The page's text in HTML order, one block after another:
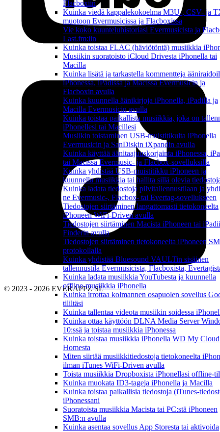
Flacboxiin
Kuinka viedä kappalekokoelma M3U-, CSV- ja
muotoon Evermusicissa ja Flacboxissa
Vie koko kuunteluhistoriasi Evermusicista ja
Last.fm:iin
Kuinka toistaa FLAC (häviötöntä) musiikkia
Musiikin suoratoisto iCloud Drivesta iPhonella tai
Macilla
Kuinka lisätä ja tarkastella kommentteja
iPhonessa, iPadissa ja Macissa Evermusicin ja
Flacboxin avulla
Kuinka kuunnella äänikirjoja iPhonella, iPadilla ja
Macilla Evermusicin avulla
Kuinka toistaa paikallista musiikkia, joka on
iPhonellesi tai Macillesi
Musiikin toistaminen USB-muistitikulta iPhonella
Evermusicin ja SanDiskin iXpandin avulla
Kuinka käyttää äänitaajuuskorjainta iPhonessa,
tai Macissa Evermusic- ja Flacbox-sovelluksilla
Kuinka yhdistää USB-muistitikku iPhoneen ja
kuunnella musiikkia tai hallita sillä olevia
Kuinka ladata tiedostoja pilvitallennustilaan ja
ne Evermusic-, Flacbox- tai Evertag-sovellukseen
Tiedostojen siirtäminen langattomasti tietokoneelta
iPhoneen WiFi-Driven avulla
Tiedostojen siirtäminen Macista iPhoneen tai
Finderin avulla
Tiedostojen siirtäminen tietokoneelta iPhoneen
protokollalla
Kuinka yhdistää Bluesound VAULTin sisäinen
tallennustila Evermusicista, Flacboxista,
Kuinka ladata musiikkia YouTubesta ja kuunnella
offline-musiikkia iPhonella
Kuinka irrottaa kolmannen osapuolen sovellus
tililtäsi
Kuinka tallentaa videota musiikin soidessa
Kuinka ottaa käyttöön DLNA Media Server
10:ssä ja toistaa musiikkia iPhonessa
Kuinka toistaa musiikkia iPhonella WD My Cloud
Homesta
Miten siirtää musiikkitiedostoja tietokoneelta
ilman iTunes WiFi-Driven avulla
Toista musiikkia Dropboxista iPhonellasi offline-
Kuinka muokata ID3-tageja iPhonella ja Macilla
Kuinka toistaa paikallisia tiedostoja (iTunes-
iPhonessani
Suoratoista musiikkia Macista tai PC:stä iPhoneen
SMB:n avulla
Kuinka asentaa sovellus App Storesta tai aktivoida
© 2023 - 2026 EVERAPPZ SL